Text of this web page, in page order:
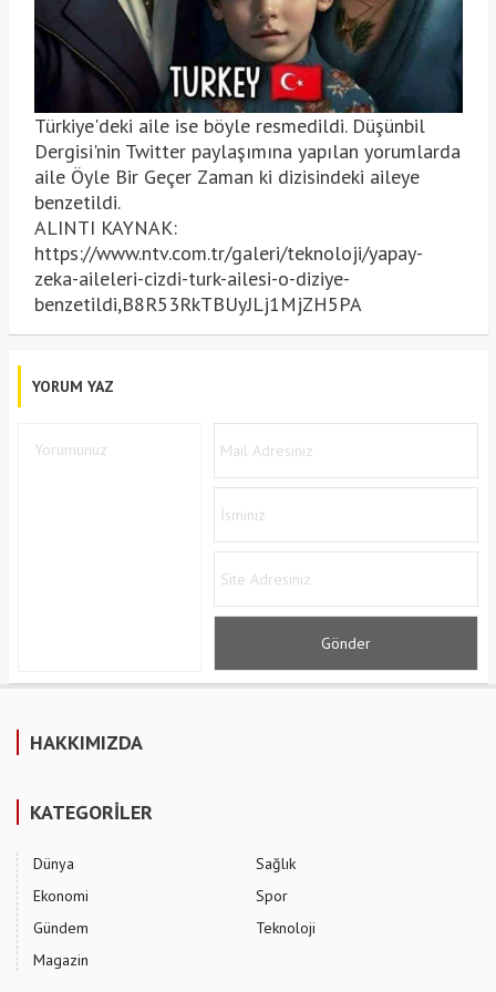
Türkiye'deki aile ise böyle resmedildi. Düşünbil
Dergisi'nin Twitter paylaşımına yapılan yorumlarda
aile Öyle Bir Geçer Zaman ki dizisindeki aileye
benzetildi.
ALINTI KAYNAK:
https://www.ntv.com.tr/galeri/teknoloji/yapay-
zeka-aileleri-cizdi-turk-ailesi-o-diziye-
benzetildi,B8R53RkTBUyJLj1MjZH5PA
YORUM YAZ
HAKKIMIZDA
KATEGORİLER
Dünya
Ekonomi
Gündem
Magazin
Sağlık
Spor
Teknoloji